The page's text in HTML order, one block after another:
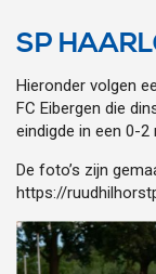
SP
Hieronder volgen
FC Eibergen die
eindigde in een 0-2
De foto’s zijn
https://